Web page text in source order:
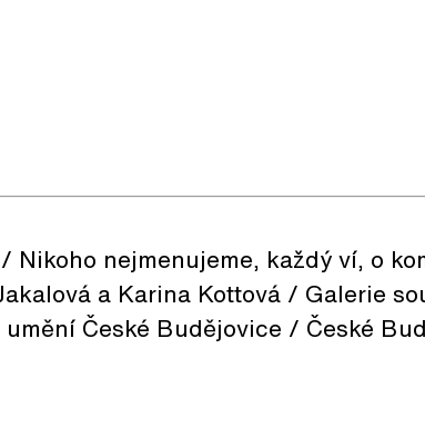
Nikoho nejmenujeme, každý ví, o
a Karina Kottová / Galerie
České Budějovice / České